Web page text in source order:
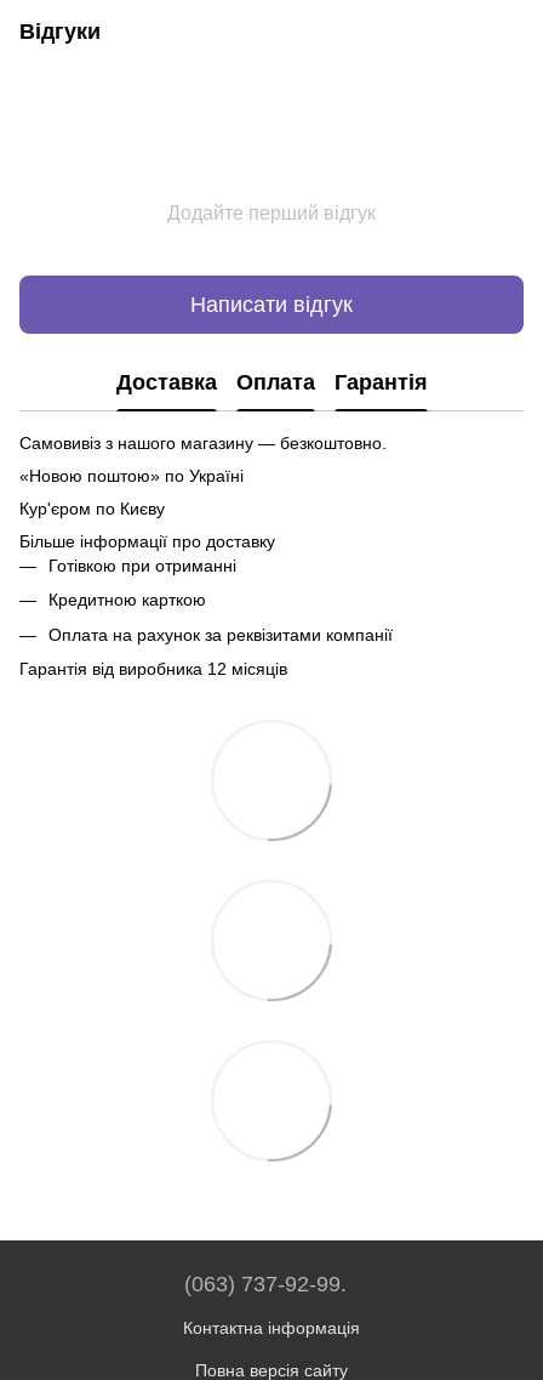
Відгуки
Додайте перший відгук
Написати відгук
Доставка Оплата Гарантія
Самовивіз з нашого магазину — безкоштовно.
«Новою поштою» по Україні
Кур'єром по Києву
Більше інформації про доставку
Готівкою при отриманні
Кредитною карткою
Оплата на рахунок за реквізитами компанії
Гарантія від виробника 12 місяців
(063) 737-92-99.
Контактна інформація
Повна версія сайту